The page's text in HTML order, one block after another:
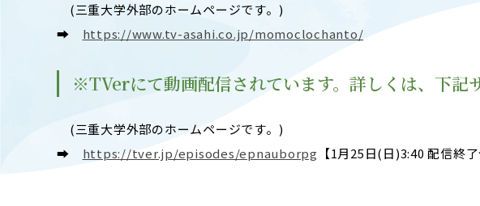
Facebook
YouTube
教職員専用（学内）
農学がつなぐミライ
CENTERS
附属教育研究施設
イベントカレンダー
(三重大学外部のホームページです。)
➡ https://www.tv-asahi.co.jp/momoclochanto/
※TVerにて動画配信されています。詳しくは、下記
(三重大学外部のホームページです。)
➡ https://tver.jp/episodes/epnauborpg 【1月25日(日)3:40 配信終了